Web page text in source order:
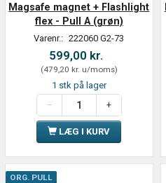
Magsafe magnet + Flashlight
flex - Pull A (grøn)
Varenr.: 222060 G2-73
599,00 kr.
(479,20 kr. u/moms)
1 stk på lager
LÆG I KURV
ORG. PULL